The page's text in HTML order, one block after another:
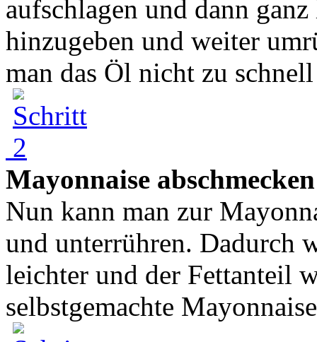
aufschlagen und dann
hinzugeben und weiter
man das Öl nicht zu
Mayonnaise abschmecken
Nun kann man zur
und unterrühren. Dadurch
leichter und der Fettanteil
selbstgemachte